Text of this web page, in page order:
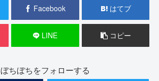
Facebook はてブ
LINE コピー
ぼちぼちをフォローする